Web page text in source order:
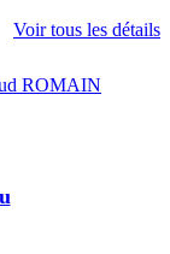
Voir tous les détails
ROMAIN